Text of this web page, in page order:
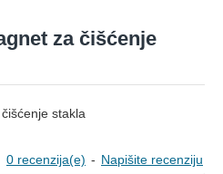
za čišćenje
0 recenzija(e) - Napišite recenziju